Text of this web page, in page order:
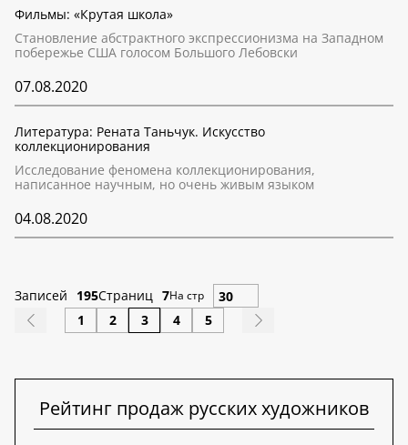
Фильмы: «Крутая школа»
Становление абстрактного экспрессионизма на Западном
побережье США голосом Большого Лебовски
07.08.2020
Литература: Рената Таньчук. Искусство
коллекционирования
Исследование феномена коллекционирования,
написанное научным, но очень живым языком
04.08.2020
Записей 195Страниц 7На стр
1 2 3 4 5
Рейтинг продаж русских художников